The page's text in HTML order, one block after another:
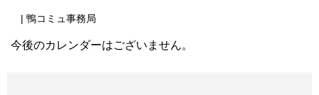
| 鴨コミュ事務局
今後のカレンダーはございません。